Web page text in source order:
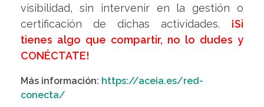
visibilidad, sin intervenir en la gestión o
certificación de dichas actividades. ¡Si
tienes algo que compartir, no lo dudes y
CONÉCTATE!
Más información: https://aceia.es/red-
conecta/